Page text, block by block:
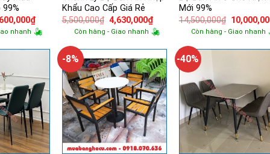
₫Giá
hiện
tại
1,600,000₫.
nhanh
Khẩu Cao Cấp Giá Rẻ
5,500,000₫ Giá
gốc
là:
4,630,000₫Giá
hiện
tại
4,630,000₫.
Còn hàng - Giao nhanh
Mới 99%
14,500,000₫ Giá
gốc
là:
Còn hàng - Giao nhanh
-8% -40%